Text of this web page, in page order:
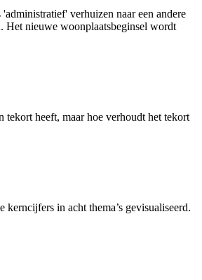
verhuizen naar een andere
Het nieuwe woonplaatsbeginsel wordt
heeft, maar hoe verhoudt het tekort
in acht thema’s gevisualiseerd.